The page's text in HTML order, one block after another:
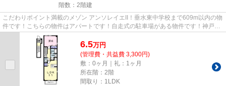
階数：2階建
こだわりポイント満載のメゾン アンソレイエII！垂水東中学校まで609m以内の物
件です！こちらの物件はアパートです！自走式の駐車場がある物件です！神戸市
垂水区エリアにある賃貸情報...
6.5万円
(管理費・共益費 3,300円)
敷：0ヶ月｜礼：1ヶ月
所在階：2階
間取り：1LDK